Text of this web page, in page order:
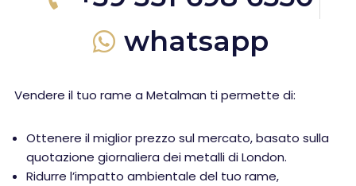
whatsapp
Vendere il tuo rame a Metalman ti permette di:
Ottenere il miglior prezzo sul mercato, basato sulla
quotazione giornaliera dei metalli di London.
Ridurre l’impatto ambientale del tuo rame,